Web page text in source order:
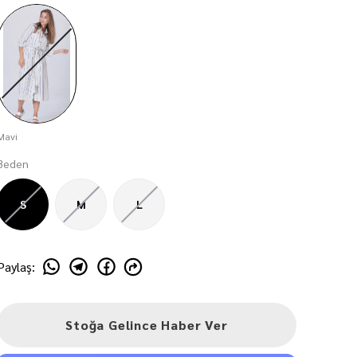
S M L
:
Stoğa Gelince Haber Ver